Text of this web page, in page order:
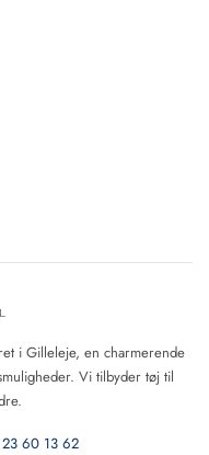
i Gilleleje, en charmerende
Vi tilbyder tøj til
60 13 62